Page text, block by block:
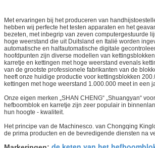
Met ervaringen bij het produceren van
hebben wij perfecte het testen apparaten en het
bezeten, met inbegrip van zeven computergestuurde
hoge weerstand die uit Duitsland en Italië worden
automatische en halfautomatische digitale
hoofdpunten zijn diverse modellen van
karretje en kettingen met hoge weerstand evenals
van de grootste professionele fabrikanten van de
heeft onze huidige productie voor kettingsblokken
kettingen met hoge weerstand 1.000.000 meet in een
Onze eigen merken „SHAN CHENG“ „Shuangyan“
hefboomblok en karretje zijn zeer populair in
hun hoogte - kwaliteit.
Het principe van de Machinesco. van Chongqing
de prima producten en de bevredigende diensten na